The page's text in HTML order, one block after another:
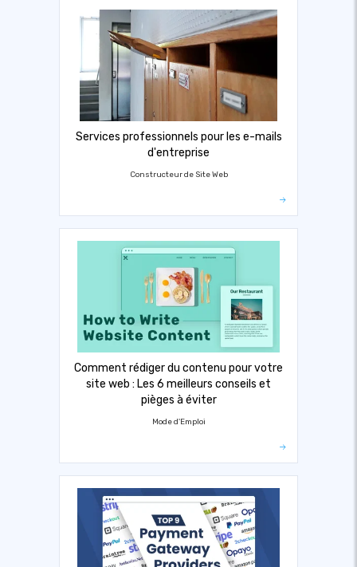
Services professionnels pour les e-mails
d'entreprise
Constructeur de Site Web
Comment rédiger du contenu pour votre
site web : Les 6 meilleurs conseils et
pièges à éviter
Mode d'Emploi